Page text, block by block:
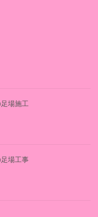
場施工
場工事